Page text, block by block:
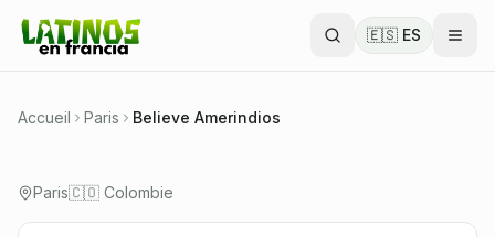
🇪🇸 ES
Accueil Paris Believe Amerindios
promeut la culture amérindienne et latino-
américaine à travers l'art, les événements, la
solidarité et l'intégration communautaire.
🇨🇴 Colombie
Paris🇨🇴 Colombie